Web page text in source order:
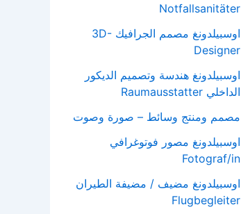
Notfallsanitäter
اوسبيلدونغ مصمم الجرافيك 3D-
Designer
اوسبيلدونغ هندسة وتصميم الديكور
الداخلي Raumausstatter
مصمم ومنتج وسائط – صورة وصوت
اوسبيلدونغ مصور فوتوغرافي
Fotograf/in
اوسبيلدونغ مضيف / مضيفة الطيران
Flugbegleiter